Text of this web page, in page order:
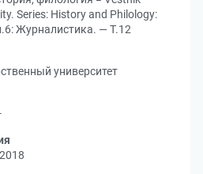
Series: History and Philology:
Журналистика. — Т.12
университет